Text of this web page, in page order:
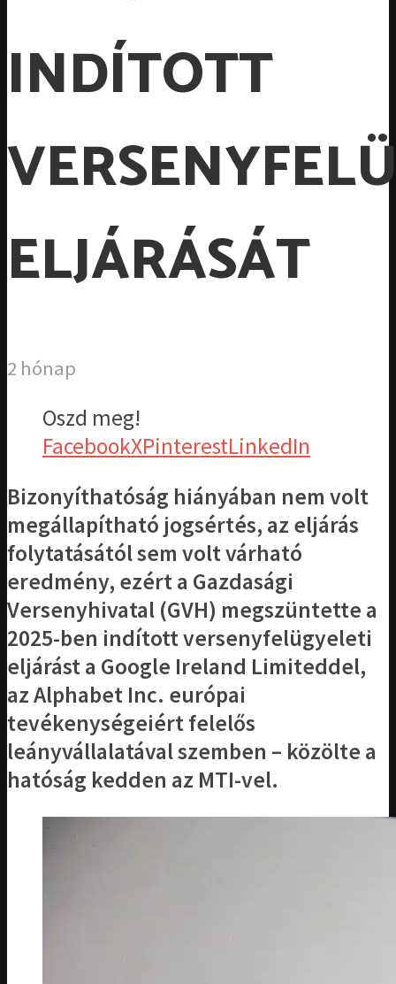
INDÍTOTT
ELJÁRÁSÁT
2 hónap
Oszd meg!
FacebookXPinterestLinkedIn
Bizonyíthatóság hiányában nem volt
megállapítható jogsértés, az eljárás
folytatásától sem volt várható
eredmény, ezért a Gazdasági
Versenyhivatal (GVH) megszüntette a
2025-ben indított versenyfelügyeleti
eljárást a Google Ireland Limiteddel,
az Alphabet Inc. európai
tevékenységeiért felelős
leányvállalatával szemben – közölte a
hatóság kedden az MTI-vel.